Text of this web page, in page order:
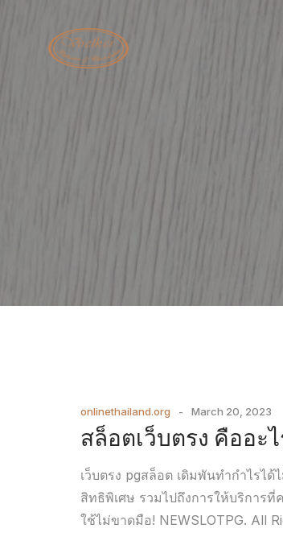
onlinethailand.org March 20, 2023
สล็อตเว็บตรง คืออะ
เว็บตรง pgสล็อต เดิมพันทำกำไรไ
สิทธิพิเศษ รวมไปถึงการให้บริการ
ใช้ไม่ขาดมือ! NEWSLOTPG. All